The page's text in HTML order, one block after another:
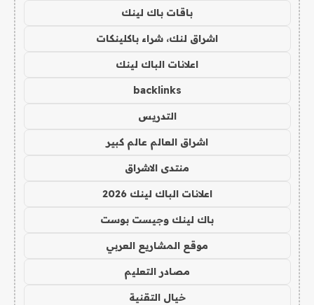
باقات باك لينك
اشراق لنك، شراء باكلينكات
اعلانات الباك لينك
backlinks
التدريس
اشراق العالم عالم كبير
منتدى الاشراق
اعلانات الباك لينك 2026
باك لينك وجيست بوست
موقع المشاريع العربي
مصادر التعليم
خيال التقنية